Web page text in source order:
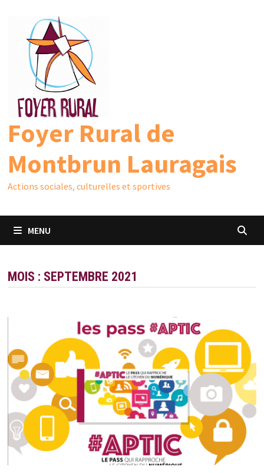
contenu
Foyer Rural de
Montbrun Lauragais
Actions sociales, culturelles et sportives
MENU
MOIS : SEPTEMBRE 2021